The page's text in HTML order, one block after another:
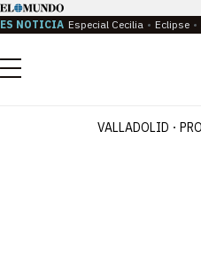
ES NOTICIA Especial Cecilia Eclipse
Menú
VALLADOLID